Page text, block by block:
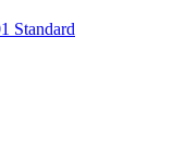
Standard